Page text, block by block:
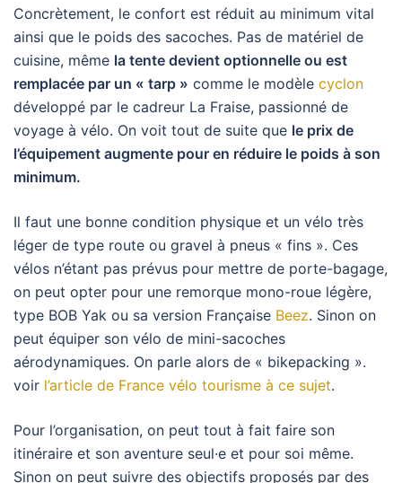
Concrètement, le confort est réduit au minimum vital
ainsi que le poids des sacoches. Pas de matériel de
cuisine, même la tente devient optionnelle ou est
remplacée par un « tarp » comme le modèle cyclon
développé par le cadreur La Fraise, passionné de
voyage à vélo. On voit tout de suite que le prix de
l’équipement augmente pour en réduire le poids à son
minimum.
Il faut une bonne condition physique et un vélo très
léger de type route ou gravel à pneus « fins ». Ces
vélos n’étant pas prévus pour mettre de porte-bagage,
on peut opter pour une remorque mono-roue légère,
type BOB Yak ou sa version Française Beez. Sinon on
peut équiper son vélo de mini-sacoches
aérodynamiques. On parle alors de « bikepacking ».
voir l’article de France vélo tourisme à ce sujet.
Pour l’organisation, on peut tout à fait faire son
itinéraire et son aventure seul·e et pour soi même.
Sinon on peut suivre des objectifs proposés par des